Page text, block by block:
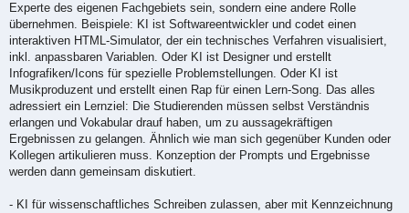
Experte des eigenen Fachgebiets sein, sondern eine andere Rolle
übernehmen. Beispiele: KI ist Softwareentwickler und codet einen
interaktiven HTML-Simulator, der ein technisches Verfahren visualisiert,
inkl. anpassbaren Variablen. Oder KI ist Designer und erstellt
Infografiken/Icons für spezielle Problemstellungen. Oder KI ist
Musikproduzent und erstellt einen Rap für einen Lern-Song. Das alles
adressiert ein Lernziel: Die Studierenden müssen selbst Verständnis
erlangen und Vokabular drauf haben, um zu aussagekräftigen
Ergebnissen zu gelangen. Ähnlich wie man sich gegenüber Kunden oder
Kollegen artikulieren muss. Konzeption der Prompts und Ergebnisse
werden dann gemeinsam diskutiert.
- KI für wissenschaftliches Schreiben zulassen, aber mit Kennzeichnung